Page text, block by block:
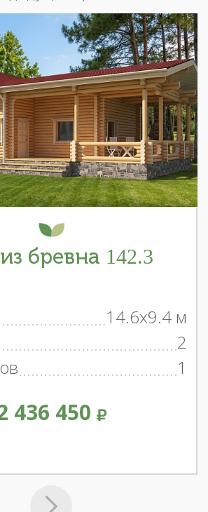
бревна 142.3
14.6x9.4 м
2
1
436 450